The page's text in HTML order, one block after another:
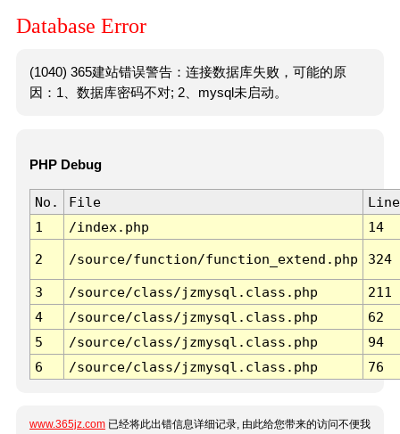
Database Error
(1040) 365建站错误警告：连接数据库失败，可能的原
因：1、数据库密码不对; 2、mysql未启动。
PHP Debug
No. File
Line
1
/index.php 14
2 /source/function/function_extend.php 324
3 /source/class/jzmysql.class.php
211
4
/source/class/jzmysql.class.php
62
5
/source/class/jzmysql.class.php
94
6
/source/class/jzmysql.class.php 76
www.365jz.com 已经将此出错信息详细记录, 由此给您带来的访问不便我